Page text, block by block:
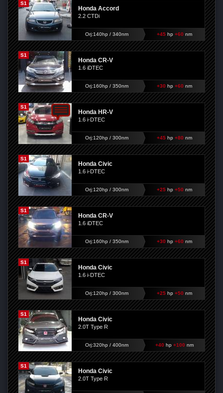
S1
Honda Accord
2.2 CTDi
Orj:140hp / 340nm +45 hp+60 nm
S1
Honda CR-V
1.6 iDTEC
Orj:160hp / 350nm +30 hp+60 nm
S1
Honda HR-V
1.6 i-DTEC
Orj:120hp / 300nm +45 hp+80 nm
S1
Honda Civic
1.6 i-DTEC
Orj:120hp / 300nm +25 hp+50 nm
S1
Honda CR-V
1.6 iDTEC
Orj:160hp / 350nm +30 hp+60 nm
S1
Honda Civic
1.6 i-DTEC
Orj:120hp / 300nm +25 hp+50 nm
S1
Honda Civic
2.0T Type R
Orj:320hp / 400nm +40 hp+100 nm
S1
Honda Civic
2.0T Type R